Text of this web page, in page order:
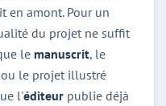
en amont. Pour un
du projet ne suffit
le manuscrit, le
le projet illustré
l'éditeur publie déjà